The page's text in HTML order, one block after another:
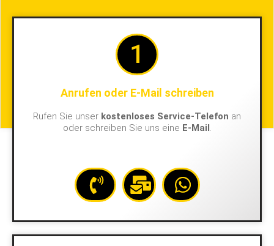
1
Anrufen oder E-Mail schreiben
Rufen Sie unser kostenloses Service-Telefon an
oder schreiben Sie uns eine E-Mail.